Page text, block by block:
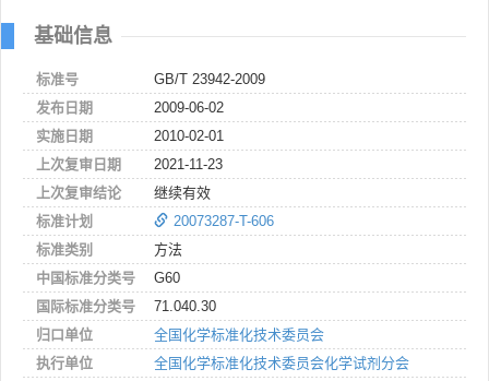
基础信息
标准号
GB/T 23942-2009
发布日期
2009-06-02
实施日期
2010-02-01
上次复审日期
2021-11-23
上次复审结论
继续有效
标准计划
20073287-T-606
标准类别
方法
中国标准分类号
G60
国际标准分类号
71.040.30
归口单位
全国化学标准化技术委员会
执行单位
全国化学标准化技术委员会化学试剂分会